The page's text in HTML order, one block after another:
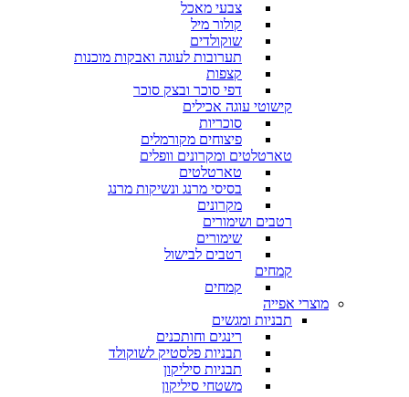
צבעי מאכל
קולור מיל
שוקולדים
תערובות לעוגה ואבקות מוכנות
קצפות
דפי סוכר ובצק סוכר
קישוטי עוגה אכילים
סוכריות
פיצוחים מקורמלים
טארטלטים ומקרונים וופלים
טארטלטים
בסיסי מרנג ונשיקות מרנג
מקרונים
רטבים ושימורים
שימורים
רטבים לבישול
קמחים
קמחים
מוצרי אפייה
תבניות ומגשים
רינגים וחותכנים
תבניות פלסטיק לשוקולד
תבניות סיליקון
משטחי סיליקון